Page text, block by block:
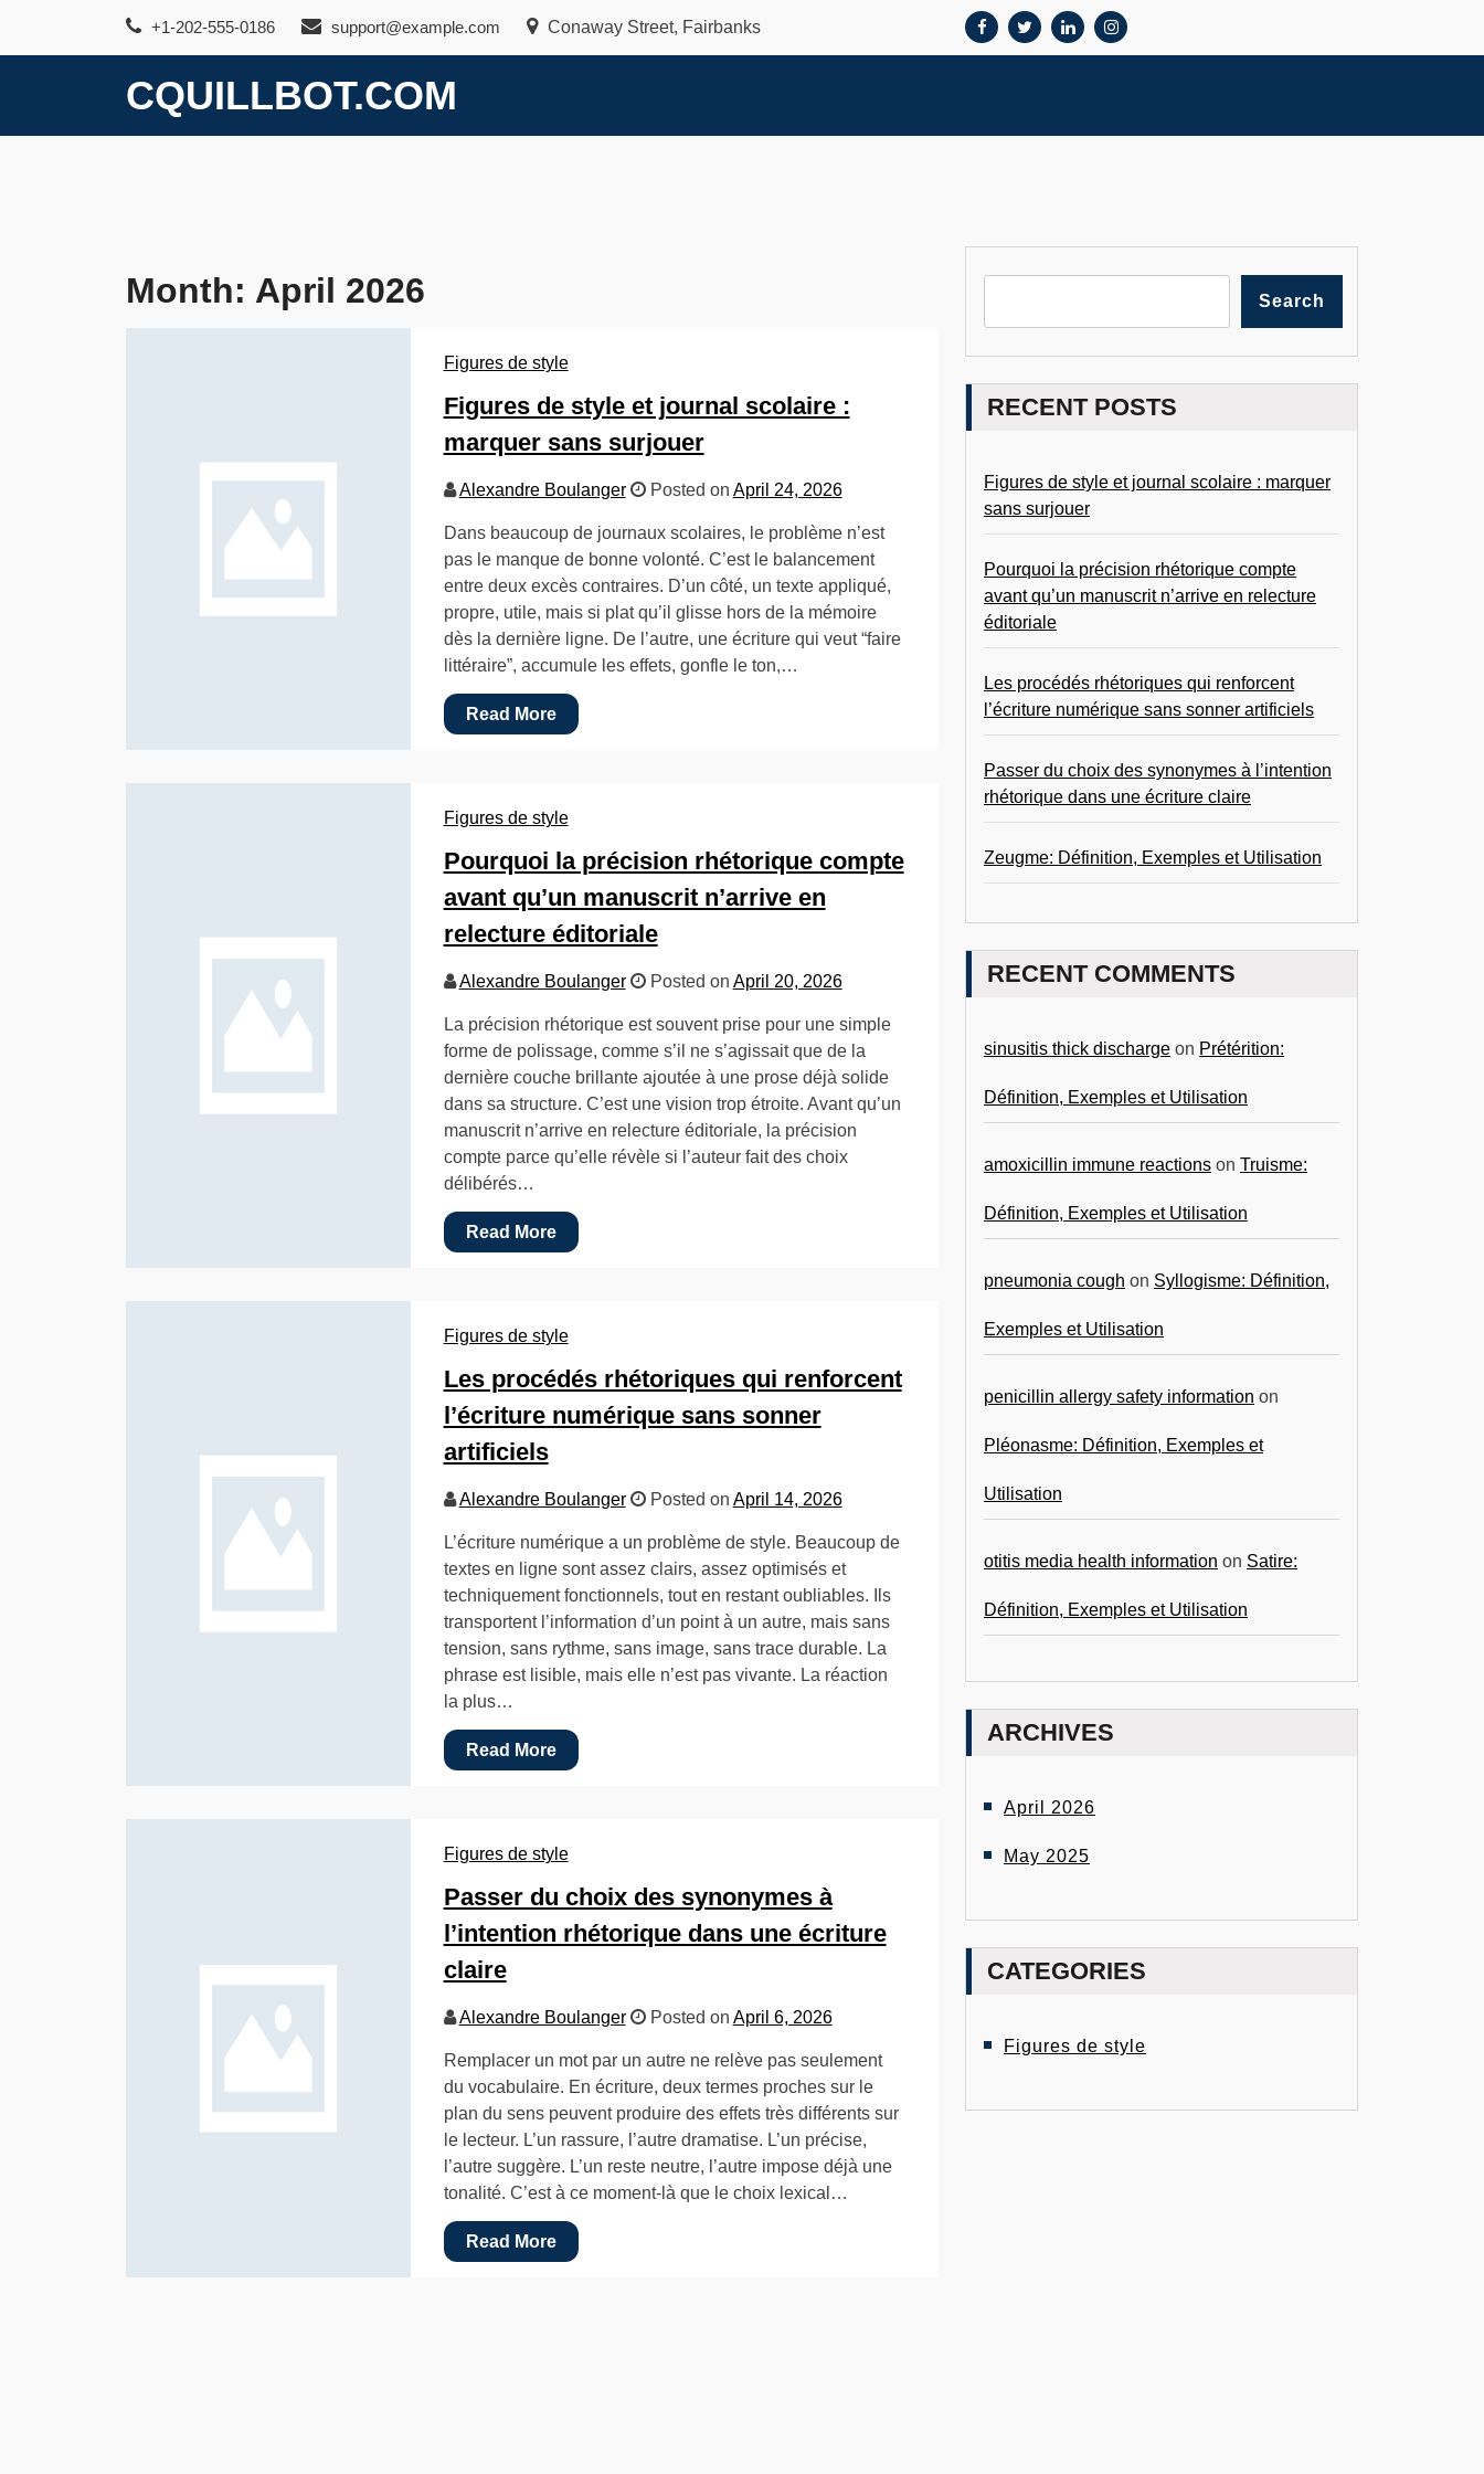
+1-202-555-0186 support@example.com Conaway Street, Fairbanks
CQUILLBOT.COM
Month: April 2026
Figures de style
Figures de style et journal scolaire :
marquer sans surjouer
Alexandre Boulanger Posted on April 24, 2026
Dans beaucoup de journaux scolaires, le problème n’est
pas le manque de bonne volonté. C’est le balancement
entre deux excès contraires. D’un côté, un texte appliqué,
propre, utile, mais si plat qu’il glisse hors de la mémoire
dès la dernière ligne. De l’autre, une écriture qui veut “faire
littéraire”, accumule les effets, gonfle le ton,…
Read More
Figures de style
Pourquoi la précision rhétorique compte
avant qu’un manuscrit n’arrive en
relecture éditoriale
Alexandre Boulanger Posted on April 20, 2026
La précision rhétorique est souvent prise pour une simple
forme de polissage, comme s’il ne s’agissait que de la
dernière couche brillante ajoutée à une prose déjà solide
dans sa structure. C’est une vision trop étroite. Avant qu’un
manuscrit n’arrive en relecture éditoriale, la précision
compte parce qu’elle révèle si l’auteur fait des choix
délibérés…
Read More
Figures de style
Les procédés rhétoriques qui renforcent
l’écriture numérique sans sonner
artificiels
Alexandre Boulanger Posted on April 14, 2026
L’écriture numérique a un problème de style. Beaucoup de
textes en ligne sont assez clairs, assez optimisés et
techniquement fonctionnels, tout en restant oubliables. Ils
transportent l’information d’un point à un autre, mais sans
tension, sans rythme, sans image, sans trace durable. La
phrase est lisible, mais elle n’est pas vivante. La réaction
la plus…
Read More
Figures de style
Passer du choix des synonymes à
l’intention rhétorique dans une écriture
claire
Alexandre Boulanger Posted on April 6, 2026
Remplacer un mot par un autre ne relève pas seulement
du vocabulaire. En écriture, deux termes proches sur le
plan du sens peuvent produire des effets très différents sur
le lecteur. L’un rassure, l’autre dramatise. L’un précise,
l’autre suggère. L’un reste neutre, l’autre impose déjà une
tonalité. C’est à ce moment-là que le choix lexical…
Read More
Search
RECENT POSTS
Figures de style et journal scolaire : marquer
sans surjouer
Pourquoi la précision rhétorique compte
avant qu’un manuscrit n’arrive en relecture
éditoriale
Les procédés rhétoriques qui renforcent
l’écriture numérique sans sonner artificiels
Passer du choix des synonymes à l’intention
rhétorique dans une écriture claire
Zeugme: Définition, Exemples et Utilisation
RECENT COMMENTS
sinusitis thick discharge on Prétérition:
Définition, Exemples et Utilisation
amoxicillin immune reactions on Truisme:
Définition, Exemples et Utilisation
pneumonia cough on Syllogisme: Définition,
Exemples et Utilisation
penicillin allergy safety information on
Pléonasme: Définition, Exemples et
Utilisation
otitis media health information on Satire:
Définition, Exemples et Utilisation
ARCHIVES
April 2026
May 2025
CATEGORIES
Figures de style